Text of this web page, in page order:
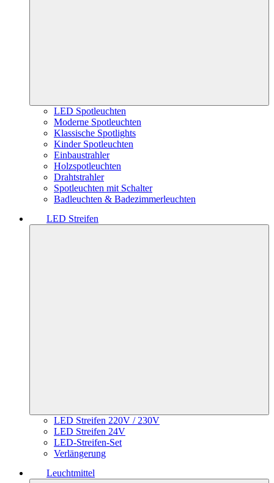
LED Spotleuchten
Moderne Spotleuchten
Klassische Spotlights
Kinder Spotleuchten
Einbaustrahler
Holzspotleuchten
Drahtstrahler
Spotleuchten mit Schalter
Badleuchten & Badezimmerleuchten
LED Streifen
LED Streifen 220V / 230V
LED Streifen 24V
LED-Streifen-Set
Verlängerung
Leuchtmittel